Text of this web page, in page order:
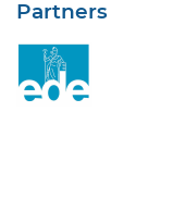
Partners